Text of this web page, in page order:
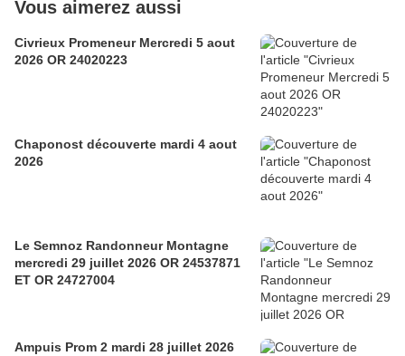
Vous aimerez aussi
Civrieux Promeneur Mercredi 5 aout
2026 OR 24020223
Chaponost découverte mardi 4 aout
2026
Le Semnoz Randonneur Montagne
mercredi 29 juillet 2026 OR 24537871
ET OR 24727004
Ampuis Prom 2 mardi 28 juillet 2026